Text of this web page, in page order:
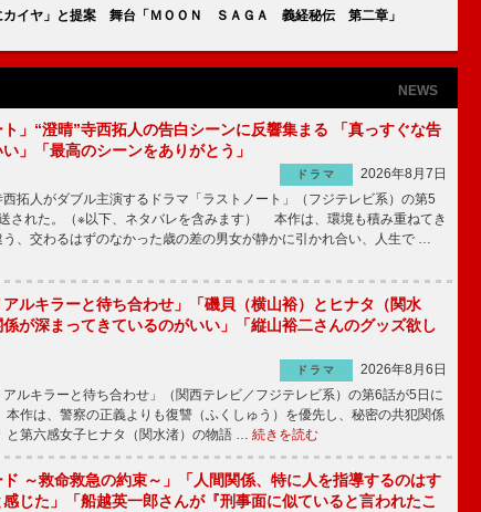
カイヤ」と提案 舞台「ＭＯＯＮ ＳＡＧＡ 義経秘伝 第二章」
NEWS
ト」“澄晴”寺西拓人の告白シーンに反響集まる 「真っすぐな告
」「最高のシーンをありがとう」
ドラマ
2026年8月7日
拓人がダブル主演するドラマ「ラストノート」（フジテレビ系）の第5
された。（※以下、ネタバレを含みます） 本作は、環境も積み重ねてき
、交わるはずのなかった歳の差の男女が静かに引かれ合い、人生で …
アルキラーと待ち合わせ」「磯貝（横山裕）とヒナタ（関水
が深まってきているのがいい」「縦山裕二さんのグッズ欲し
ドラマ
2026年8月6日
ルキラーと待ち合わせ」（関西テレビ／フジテレビ系）の第6話が5日に
作は、警察の正義よりも復讐（ふくしゅう）を優先し、秘密の共犯関係
と第六感女子ヒナタ（関水渚）の物語 … 続きを読む
ド ～救命救急の約束～」「人間関係、特に人を指導するのはす
じた」「船越英一郎さんが『刑事面に似ていると言われたこ